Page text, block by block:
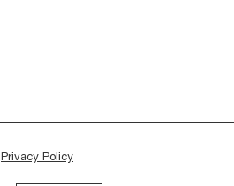
Privacy Policy